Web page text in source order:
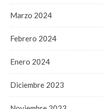
Marzo 2024
Febrero 2024
Enero 2024
Diciembre 2023